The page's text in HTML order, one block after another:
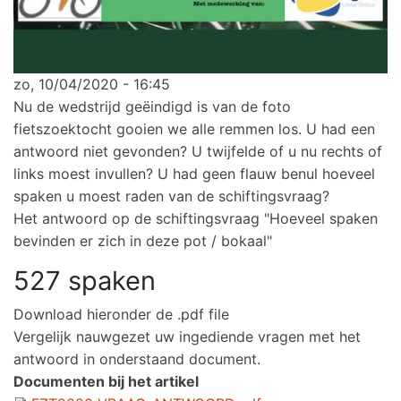
zo, 10/04/2020 - 16:45
Nu de wedstrijd geëindigd is van de foto
fietszoektocht gooien we alle remmen los. U had een
antwoord niet gevonden? U twijfelde of u nu rechts of
links moest invullen? U had geen flauw benul hoeveel
spaken u moest raden van de schiftingsvraag?
Het antwoord op de schiftingsvraag "Hoeveel spaken
bevinden er zich in deze pot / bokaal"
527 spaken
Download hieronder de .pdf file
Vergelijk nauwgezet uw ingediende vragen met het
antwoord in onderstaand document.
Documenten bij het artikel